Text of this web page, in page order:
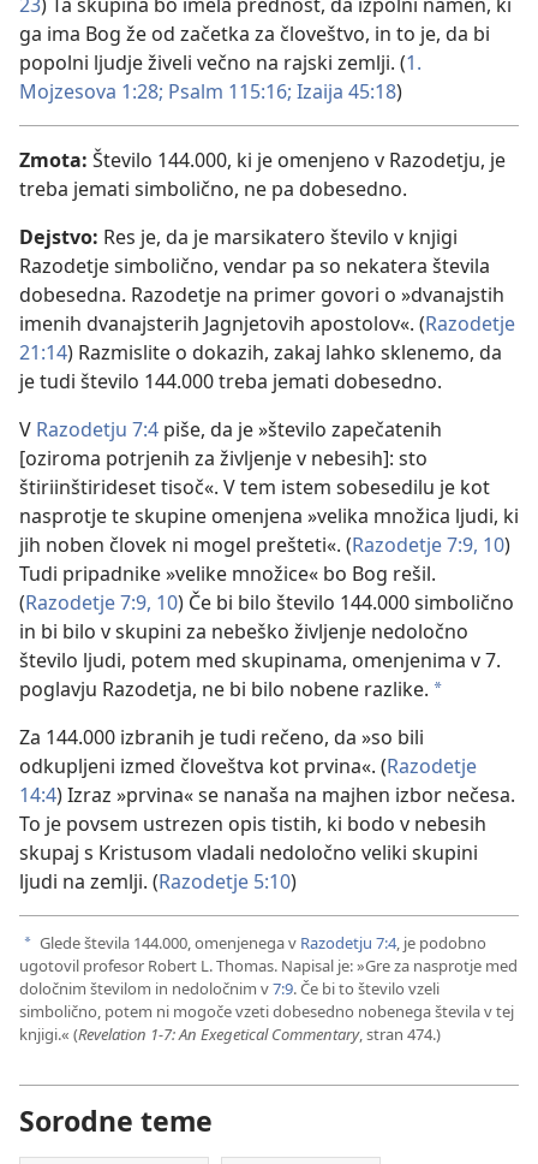
ga ima Bog že od začetka za človeštvo, in to je, da bi
popolni ljudje živeli večno na rajski zemlji. (1.
Mojzesova 1:28; Psalm 115:16; Izaija 45:18)
Zmota: Število 144.000, ki je omenjeno v Razodetju, je
treba jemati simbolično, ne pa dobesedno.
Dejstvo: Res je, da je marsikatero število v knjigi
Razodetje simbolično, vendar pa so nekatera števila
dobesedna. Razodetje na primer govori o »dvanajstih
imenih dvanajsterih Jagnjetovih apostolov«. (Razodetje
21:14) Razmislite o dokazih, zakaj lahko sklenemo, da
je tudi število 144.000 treba jemati dobesedno.
V Razodetju 7:4 piše, da je »število zapečatenih
[oziroma potrjenih za življenje v nebesih]: sto
štiriinštirideset tisoč«. V tem istem sobesedilu je kot
nasprotje te skupine omenjena »velika množica ljudi, ki
jih noben človek ni mogel prešteti«. (Razodetje 7:9, 10)
Tudi pripadnike »velike množice« bo Bog rešil.
(Razodetje 7:9, 10) Če bi bilo število 144.000 simbolično
in bi bilo v skupini za nebeško življenje nedoločno
število ljudi, potem med skupinama, omenjenima v 7.
poglavju Razodetja, ne bi bilo nobene razlike. a
Za 144.000 izbranih je tudi rečeno, da »so bili
odkupljeni izmed človeštva kot prvina«. (Razodetje
14:4) Izraz »prvina« se nanaša na majhen izbor nečesa.
To je povsem ustrezen opis tistih, ki bodo v nebesih
skupaj s Kristusom vladali nedoločno veliki skupini
ljudi na zemlji. (Razodetje 5:10)
a Glede števila 144.000, omenjenega v Razodetju 7:4, je podobno
ugotovil profesor Robert L. Thomas. Napisal je: »Gre za nasprotje med
določnim številom in nedoločnim v7:9. Če bi to število vzeli
simbolično, potem ni mogoče vzeti dobesedno nobenega števila v tej
knjigi.« (Revelation 1-7: An Exegetical Commentary, stran 474.)
Sorodne teme